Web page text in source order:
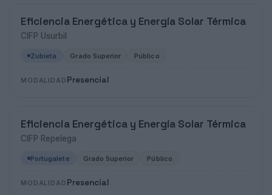
Eficiencia Energética y Energía Solar Térmica
CIFP Usurbil
Zubieta Grado Superior Público
MODALIDAD Presencial
Eficiencia Energética y Energía Solar Térmica
CIFP Repelega
Portugalete Grado Superior Público
MODALIDAD Presencial